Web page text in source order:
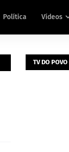
Política Vídeos
TV DO POVO